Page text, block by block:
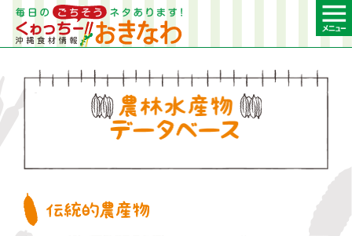
農林水産物デー